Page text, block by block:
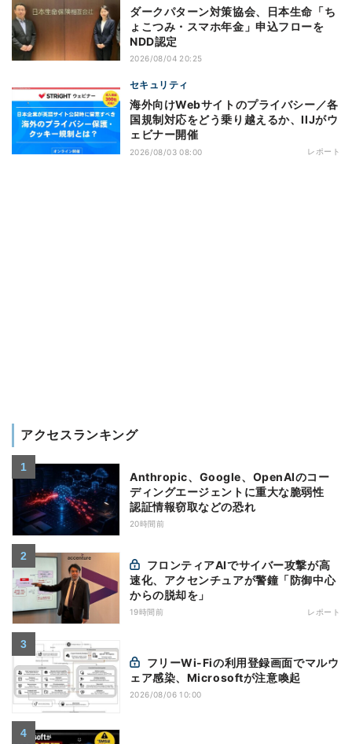
ダークパターン対策協会、日本生命「ち
ょこつみ・スマホ年金」申込フローを
NDD認定
2026/08/04 20:25
セキュリティ
海外向けWebサイトのプライバシー／各
国規制対応をどう乗り越えるか、IIJがウ
ェビナー開催
2026/08/03 08:00 レポート
アクセスランキング
Anthropic、Google、OpenAIのコー
ディングエージェントに重大な脆弱性
認証情報窃取などの恐れ
20時間前
速化、アクセンチュアが警鐘「防御中心
からの脱却を」
19時間前 レポート
ェア感染、Microsoftが注意喚起
2026/08/06 10:00